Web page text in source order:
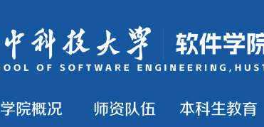
学院概况 师资队伍 本科生教育